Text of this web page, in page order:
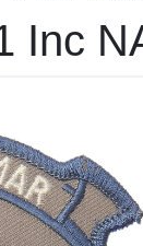
Inc